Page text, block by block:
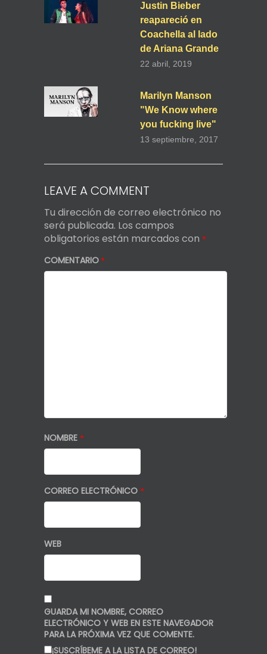
Justin Bieber
reapareció en
Coachella al lado
de Ariana Grande
22 abril, 2019
Marilyn Manson
"We Know where
you fucking live"
13 septiembre, 2017
LEAVE A COMMENT
Tu dirección de correo electrónico no
será publicada. Los campos
obligatorios están marcados con *
COMENTARIO*
NOMBRE *
CORREO ELECTRÓNICO *
WEB
GUARDA MI NOMBRE, CORREO
ELECTRÓNICO Y WEB EN ESTE NAVEGADOR
PARA LA PRÓXIMA VEZ QUE COMENTE.
¡SUSCRÍBEME A LA LISTA DE CORREO!